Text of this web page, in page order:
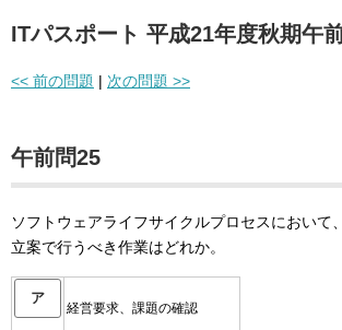
ITパスポート 平成21年度秋期午
<< 前の問題 | 次の問題 >>
午前問25
ソフトウェアライフサイクルプロセスにおいて
立案で行うべき作業はどれか。
ア
経営要求、課題の確認